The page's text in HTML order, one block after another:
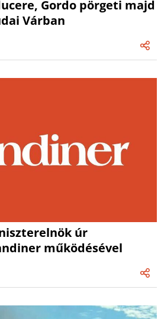
Gordo pörgeti majd
Várban
úr
működésével